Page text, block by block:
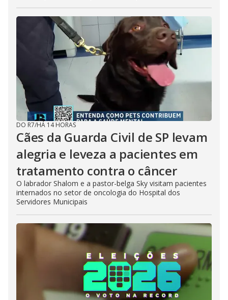
DO R7/HÁ 14 HORAS
Cães da Guarda Civil de SP levam
alegria e leveza a pacientes em
tratamento contra o câncer
O labrador Shalom e a pastor-belga Sky visitam pacientes
internados no setor de oncologia do Hospital dos
Servidores Municipais